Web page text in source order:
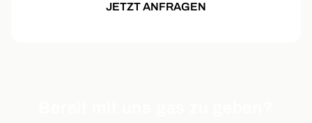
JETZT ANFRAGEN